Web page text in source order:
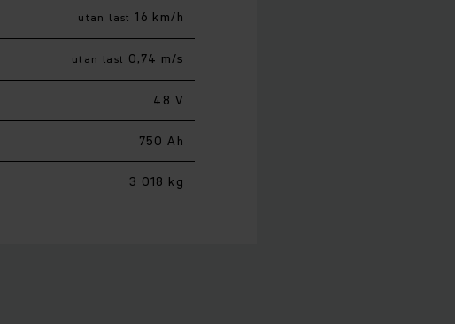
utan last 16 km/h
utan last 0,74 m/s
48 V
750 Ah
3 018 kg